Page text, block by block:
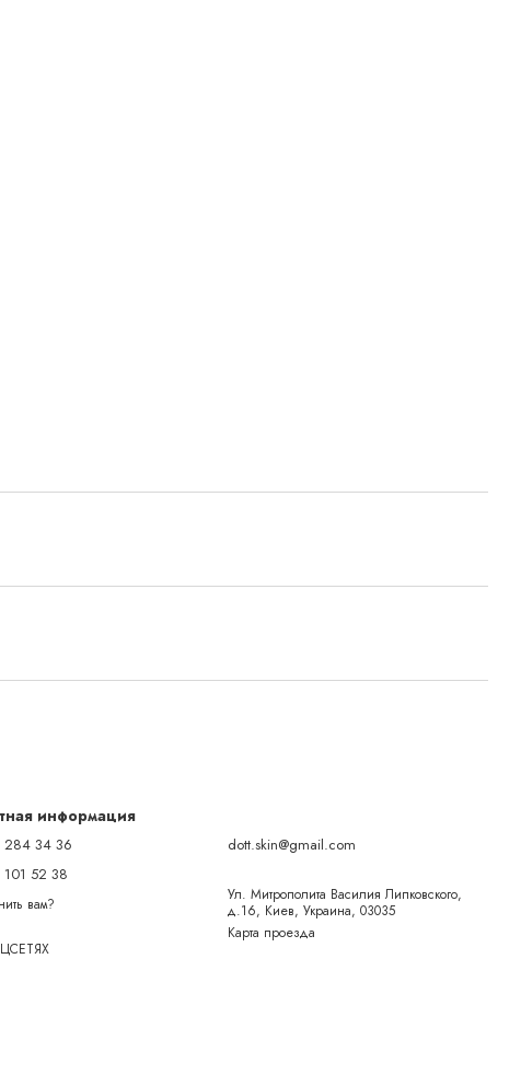
информация
284 34 36
52 38
вам?
dott.skin@gmail.com
Ул. Митрополита Василия Липковского,
д.16, Киев, Украина, 03035
Карта проезда